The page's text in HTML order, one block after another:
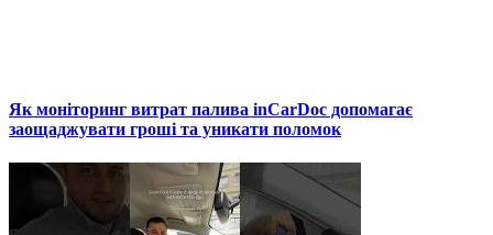
Як моніторинг витрат палива inCarDoc допомагає
заощаджувати гроші та уникати поломок